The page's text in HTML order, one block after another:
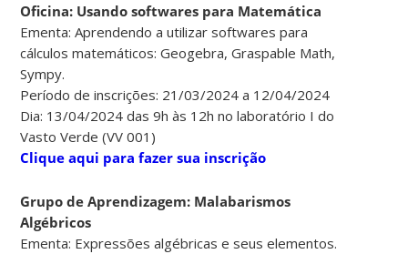
Oficina: Usando softwares para Matemática
Ementa: Aprendendo a utilizar softwares para
cálculos matemáticos: Geogebra, Graspable Math,
Sympy.
Período de inscrições: 21/03/2024 a 12/04/2024
Dia: 13/04/2024 das 9h às 12h no laboratório I do
Vasto Verde (VV 001)
Clique aqui para fazer sua inscrição
Grupo de Aprendizagem: Malabarismos
Algébricos
Ementa: Expressões algébricas e seus elementos.